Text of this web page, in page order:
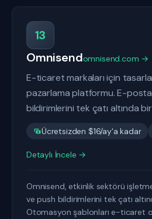
13
Omnisendomnisend.com →
E-ticaret markaları için
pazarlama platformu. E-
bildirimlerini tek çatı altında
Ücretsizden $16/ay'a kadar
Detaylı İncele →
Omnisend, etkinlik sektörü
ve push bildirimlerini tek çatı
Otomasyon şablonları e-ticaret